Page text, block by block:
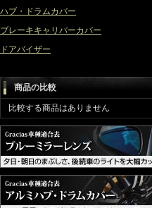
ハブ・ドラムカバー
ブレーキキャリパーカバー
ドアバイザー
商品の比較
比較する商品はありません